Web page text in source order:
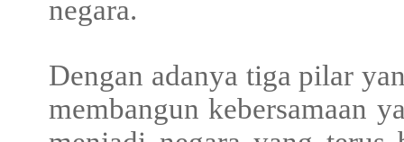
negara.
Dengan adanya tiga pilar
membangun kebersamaan